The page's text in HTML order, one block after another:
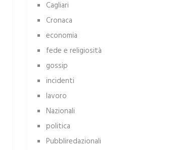
Cagliari
Cronaca
economia
fede e religiosità
gossip
incidenti
lavoro
Nazionali
politica
Pubbliredazionali